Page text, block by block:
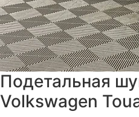
Подетальная
Volkswagen